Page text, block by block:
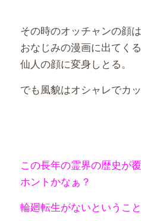
その時のオッチャンの顔は
おなじみの漫画に出てくる
仙人の顔に変身しとる。
でも風貌はオシャレでカ
この長年の霊界の歴史が
ホントかなぁ？
輪廻転生がないということ